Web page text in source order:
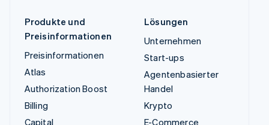
Produkte und
Preisinformationen
Preisinformationen
Atlas
Authorization Boost
Billing
Capital
Lösungen
Unternehmen
Start-ups
Agentenbasierter
Handel
Krypto
E-Commerce